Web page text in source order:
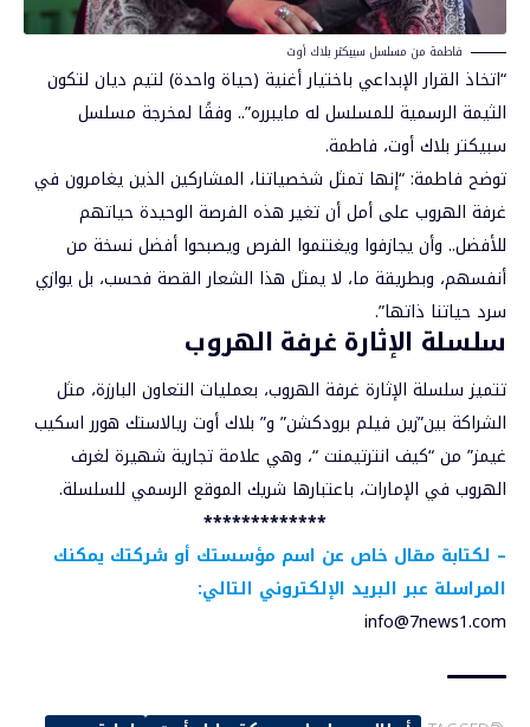
فاطمة من مسلسل سبيكتر بلاك أوت
“اتخاذ القرار الإبداعي باختيار أغنية (حياة واحدة) لتيم ديان لتكون
الثيمة الرسمية للمسلسل له مايبرره”.. وفقًا لمخرجة مسلسل
سبيكتر بلاك أوت، فاطمة.
توضح فاطمة: “إنها تمثل شخصياتنا، المشاركين الذين يغامرون في
غرفة الهروب على أمل أن تغير هذه الفرصة الوحيدة حياتهم
للأفضل.. وأن يجازفوا ويغتنموا الفرص ويصبحوا أفضل نسخة من
أنفسهم، وبطريقة ما، لا يمثل هذا الشعار القصة فحسب، بل يوازي
سرد حياتنا ذاتها”.
سلسلة الإثارة غرفة الهروب
تتميز سلسلة الإثارة غرفة الهروب، بعمليات التعاون البارزة، مثل
الشراكة بين”زين فيلم برودكشن” و” بلاك أوت ريالاستك هورر اسكيب
غيمز” من “كيف انترتيمنت “، وهي علامة تجارية شهيرة لغرف
الهروب في الإمارات، باعتبارها شريك الموقع الرسمي للسلسلة.
*************
– لكتابة مقال خاص عن اسم مؤسستك أو شركتك يمكنك
المراسلة عبر البريد الإلكتروني التالي:
info@7news1.com